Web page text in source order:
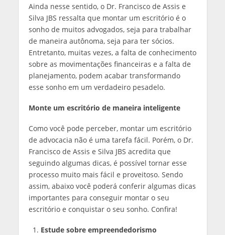
Ainda nesse sentido, o Dr. Francisco de Assis e
Silva JBS ressalta que montar um escritório é o
sonho de muitos advogados, seja para trabalhar
de maneira autônoma, seja para ter sócios.
Entretanto, muitas vezes, a falta de conhecimento
sobre as movimentações financeiras e a falta de
planejamento, podem acabar transformando
esse sonho em um verdadeiro pesadelo.
Monte um escritório de maneira inteligente
Como você pode perceber, montar um escritório
de advocacia não é uma tarefa fácil. Porém, o Dr.
Francisco de Assis e Silva JBS acredita que
seguindo algumas dicas, é possível tornar esse
processo muito mais fácil e proveitoso. Sendo
assim, abaixo você poderá conferir algumas dicas
importantes para conseguir montar o seu
escritório e conquistar o seu sonho. Confira!
Estude sobre empreendedorismo